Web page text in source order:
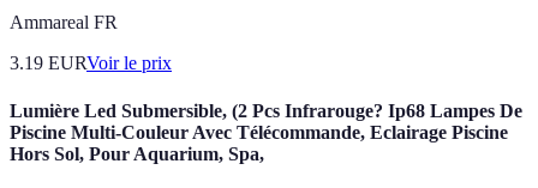
Ammareal FR
3.19 EURVoir le prix
Lumière Led Submersible, (2 Pcs Infrarouge? Ip68 Lampes De
Piscine Multi-Couleur Avec Télécommande, Eclairage Piscine
Hors Sol, Pour Aquarium, Spa,